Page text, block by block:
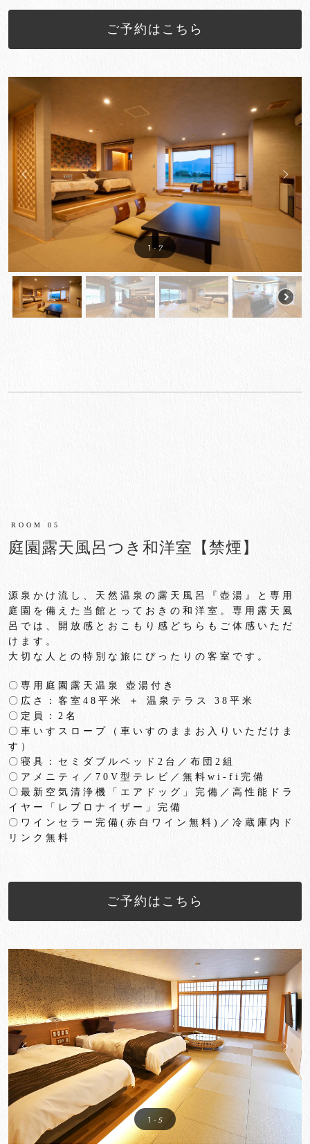
ご予約はこちら
1 - 7
ROOM 05
庭園露天風呂つき和洋室【禁煙】
源泉かけ流し、天然温泉の露天風呂『壺湯』と専用
庭園を備えた当館とっておきの和洋室。専用露天風
呂では、開放感とおこもり感どちらもご体感いただ
けます。
大切な人との特別な旅にぴったりの客室です。
〇専用庭園露天温泉 壺湯付き
〇広さ：客室48平米 ＋ 温泉テラス 38平米
〇定員：2名
〇車いすスロープ（車いすのままお入りいただけま
す）
〇寝具：セミダブルベッド2台／布団2組
〇アメニティ／70V型テレビ／無料wi-fi完備
〇最新空気清浄機「エアドッグ」完備／高性能ドラ
イヤー「
レプロナイザー」完備
〇ワインセラー完備 ( 赤白ワイン無料 ) ／冷蔵庫内ド
リンク無料
ご予約はこちら
1 - 5